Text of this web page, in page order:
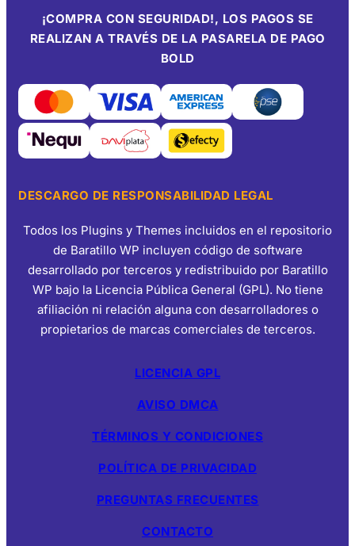
¡COMPRA CON SEGURIDAD!, LOS PAGOS SE
REALIZAN A TRAVÉS DE LA PASARELA DE PAGO
BOLD
DESCARGO DE RESPONSABILIDAD LEGAL
Todos los Plugins y Themes incluidos en el repositorio
de Baratillo WP incluyen código de software
desarrollado por terceros y redistribuido por Baratillo
WP bajo la Licencia Pública General (GPL). No tiene
afiliación ni relación alguna con desarrolladores o
propietarios de marcas comerciales de terceros.
LICENCIA GPL
AVISO DMCA
TÉRMINOS Y CONDICIONES
POLÍTICA DE PRIVACIDAD
PREGUNTAS FRECUENTES
CONTACTO